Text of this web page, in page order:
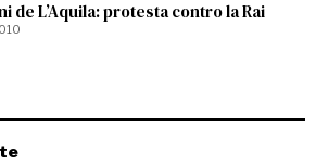
de L’Aquila: protesta contro la Rai